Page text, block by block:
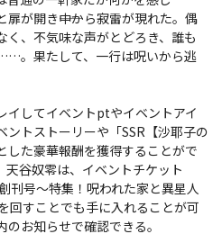
が開き――中から寂雷が現れた。偶
、不気味な声がとどろき、誰も
。果たして、一行は呪いから逃
イしてイベントptやイベントアイ
トストーリーや「SSR【沙耶子の
した豪華報酬を獲得することがで
天谷奴零は、イベントチケット
刊号～特集！呪われた家と異星人
回すことでも手に入れることが可
お知らせで確認できる。